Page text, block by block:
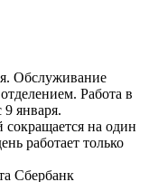
Обслуживание
Работа в
января.
сокращается на один
работает только
Сбербанк